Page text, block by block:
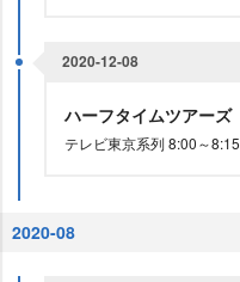
2020-12-08
ハーフタイムツアーズ
テレビ東京系列 8:00～8:15
2020-08